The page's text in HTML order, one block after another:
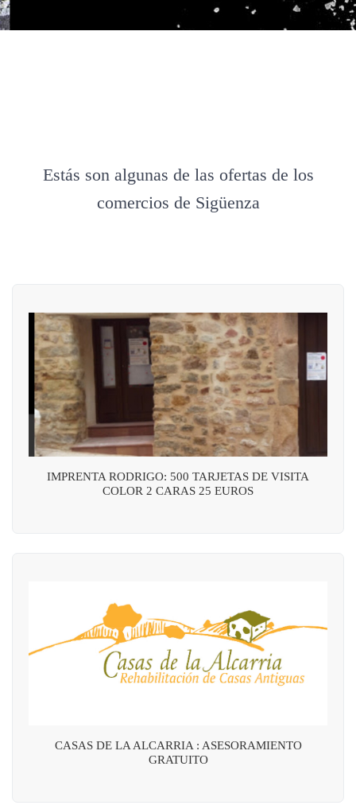
Estás son algunas de las ofertas de los
comercios de Sigüenza
IMPRENTA RODRIGO: 500 TARJETAS DE VISITA
COLOR 2 CARAS 25 EUROS
CASAS DE LA ALCARRIA : ASESORAMIENTO
GRATUITO